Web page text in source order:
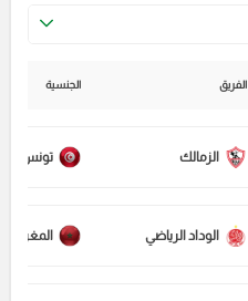
الفريق الجنسية
الزمالك تونس
الوداد الرياضي المغرب